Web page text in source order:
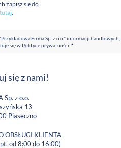
zapisz sie do
tutaj.
Firma Sp. z o.o." informacji
się w Polityce prywatności.*
się z nami!
Sp. z o.o.
13
Piaseczno
OBSŁUGI KLIENTA
pt. od 8:00 do 16:00)